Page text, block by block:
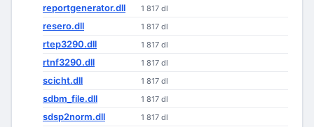
reportgenerator.dll 1 817 dl
resero.dll 1 817 dl
rtep3290.dll 1 817 dl
rtnf3290.dll 1 817 dl
scicht.dll 1 817 dl
sdbm_file.dll 1 817 dl
sdsp2norm.dll 1 817 dl